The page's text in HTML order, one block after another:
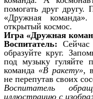
помогать друг другу.
«Дружная
открытый космос.
Игра «Дружная
Воспитатель:
образуйте круг.
под музыку гуляйте
команда «В ракету»,
не перепутав своих
Воспитатель
иллюстрацию с